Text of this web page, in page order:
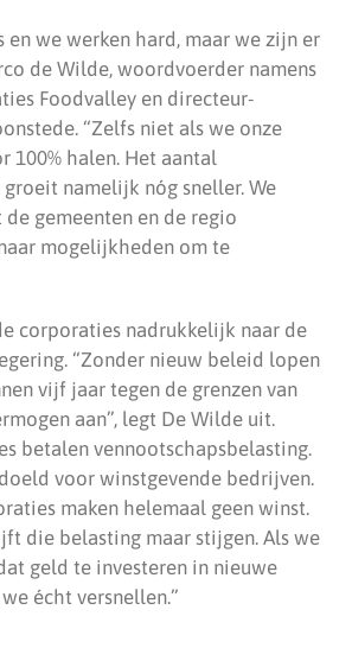
en we werken hard, maar we zijn er
de Wilde, woordvoerder namens
Foodvalley en directeur-
“Zelfs niet als we onze
100% halen. Het aantal
namelijk nóg sneller. We
de gemeenten en de regio
mogelijkheden om te
corporaties nadrukkelijk naar de
“Zonder nieuw beleid lopen
vijf jaar tegen de grenzen van
aan”, legt De Wilde uit.
betalen vennootschapsbelasting.
voor winstgevende bedrijven.
maken helemaal geen winst.
die belasting maar stijgen. Als we
geld te investeren in nieuwe
écht versnellen.”